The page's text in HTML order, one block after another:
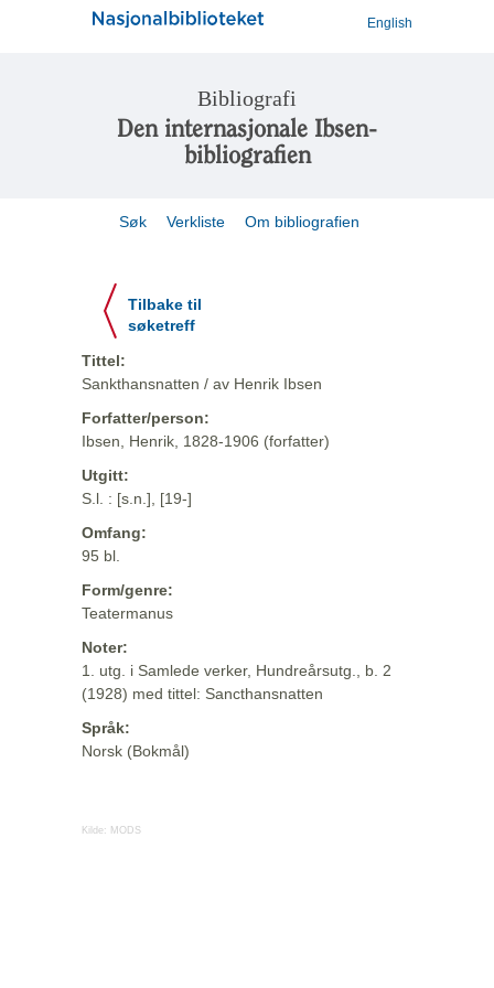
English
Bibliografi
Den internasjonale Ibsen-
bibliografien
Søk Verkliste Om bibliografien
Tilbake til
søketreff
Tittel:
Sankthansnatten / av Henrik Ibsen
Forfatter/person:
Ibsen, Henrik, 1828-1906 (forfatter)
Utgitt:
S.l. : [s.n.], [19-]
Omfang:
95 bl.
Form/genre:
Teatermanus
Noter:
1. utg. i Samlede verker, Hundreårsutg., b. 2
(1928) med tittel: Sancthansnatten
Språk:
Norsk (Bokmål)
Kilde: MODS